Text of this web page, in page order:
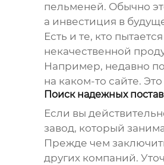
пельменей. Обычно
а инвестиция в
Есть и те, кто
некачественной
Например, недавно
на каком-то сайте.
Поиск надежных
Если вы
завод, который
Прежде чем
других компаний.